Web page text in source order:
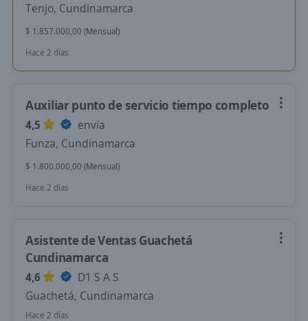
Tenjo, Cundinamarca
$ 1.857.000,00 (Mensual)
Hace 2 días
Auxiliar punto de servicio tiempo completo
4,5
envía
Funza, Cundinamarca
$ 1.800.000,00 (Mensual)
Hace 2 días
Asistente de Ventas Guachetá
Cundinamarca
4,6
D1 S A S
Guachetá, Cundinamarca
Hace 2 días